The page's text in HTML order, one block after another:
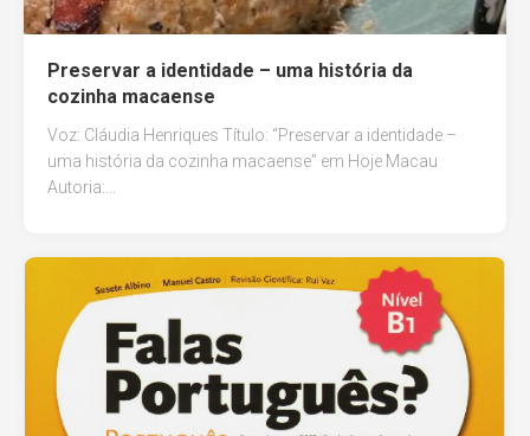
Preservar a identidade – uma história da
cozinha macaense
Voz: Cláudia Henriques Título: “Preservar a identidade –
uma história da cozinha macaense” em Hoje Macau
Autoria:...